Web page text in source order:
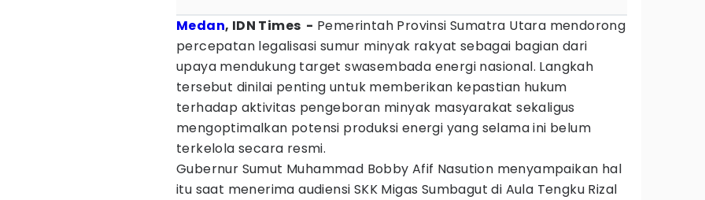
Medan, IDN Times - Pemerintah Provinsi Sumatra Utara mendorong
percepatan legalisasi sumur minyak rakyat sebagai bagian dari
upaya mendukung target swasembada energi nasional. Langkah
tersebut dinilai penting untuk memberikan kepastian hukum
terhadap aktivitas pengeboran minyak masyarakat sekaligus
mengoptimalkan potensi produksi energi yang selama ini belum
terkelola secara resmi.
Gubernur Sumut Muhammad Bobby Afif Nasution menyampaikan hal
itu saat menerima audiensi SKK Migas Sumbagut di Aula Tengku Rizal